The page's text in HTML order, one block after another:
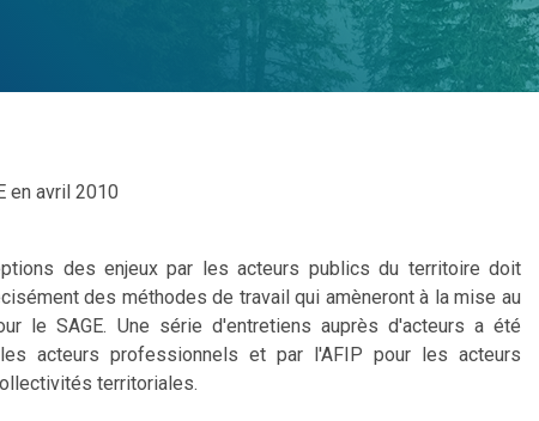
en avril 2010
des enjeux par les acteurs publics du territoire doit
des méthodes de travail qui amèneront à la mise au
le SAGE. Une série d'entretiens auprès d'acteurs a été
acteurs professionnels et par l'AFIP pour les acteurs
territoriales.